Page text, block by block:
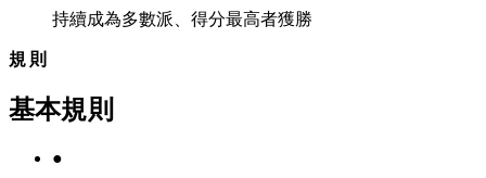
持續成為多數派、得分最高者獲勝
規則
基本規則
●